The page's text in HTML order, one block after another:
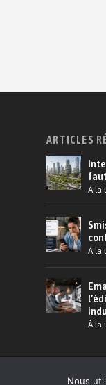
ARTICLES
À la
À la
À la
Nous